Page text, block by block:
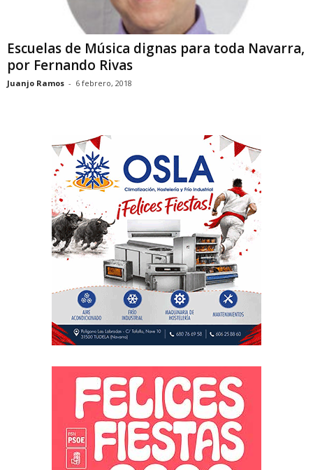
Escuelas de Música dignas para toda Navarra,
por Fernando Rivas
Juanjo Ramos - 6 febrero, 2018